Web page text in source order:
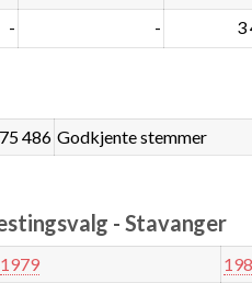
- - 3
75 486 Godkjente stemmer
- Stavanger
1979